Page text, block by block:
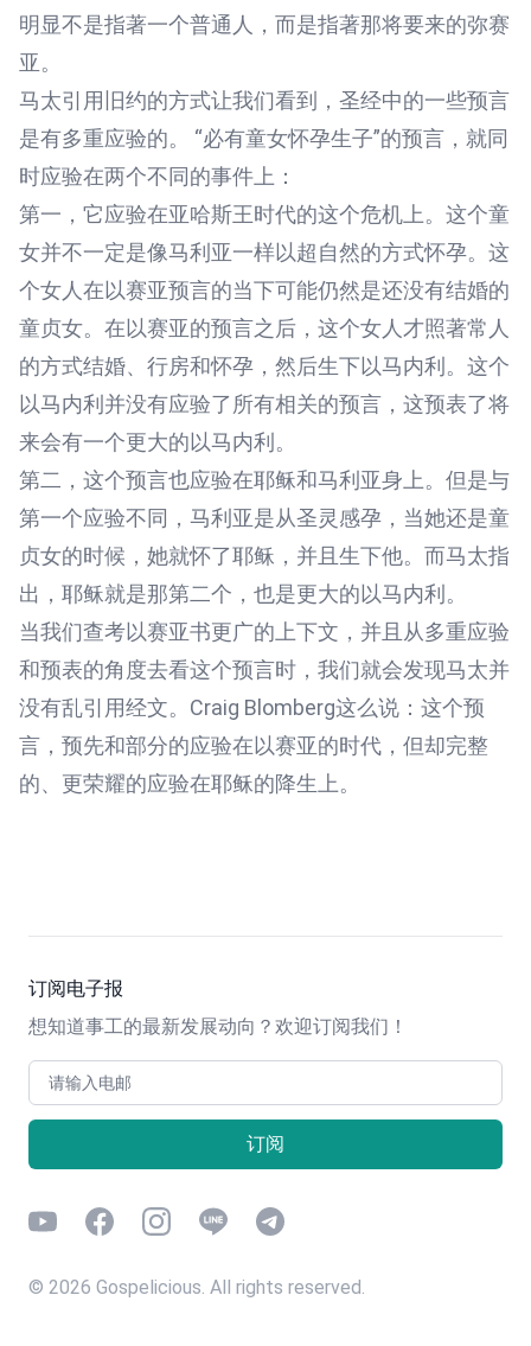
明显不是指著一个普通人，而是指著那将要来的弥赛
亚。
马太引用旧约的方式让我们看到，圣经中的一些预言
是有多重应验的。 “必有童女怀孕生子”的预言，就同
时应验在两个不同的事件上：
第一，它应验在亚哈斯王时代的这个危机上。这个童
女并不一定是像马利亚一样以超自然的方式怀孕。这
个女人在以赛亚预言的当下可能仍然是还没有结婚的
童贞女。在以赛亚的预言之后，这个女人才照著常人
的方式结婚、行房和怀孕，然后生下以马内利。这个
以马内利并没有应验了所有相关的预言，这预表了将
来会有一个更大的以马内利。
第二，这个预言也应验在耶稣和马利亚身上。但是与
第一个应验不同，马利亚是从圣灵感孕，当她还是童
贞女的时候，她就怀了耶稣，并且生下他。而马太指
出，耶稣就是那第二个，也是更大的以马内利。
当我们查考以赛亚书更广的上下文，并且从多重应验
和预表的角度去看这个预言时，我们就会发现马太并
没有乱引用经文。Craig Blomberg这么说：这个预
言，预先和部分的应验在以赛亚的时代，但却完整
的、更荣耀的应验在耶稣的降生上。
订阅电子报
想知道事工的最新发展动向？欢迎订阅我们！
电邮
订阅
YoutubeFacebookInstagram
Line Telegram
© 2026 Gospelicious. All rights reserved.